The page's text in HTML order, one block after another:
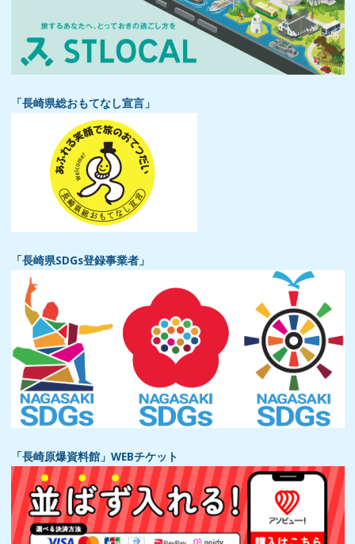
「長崎県総おもてなし宣言」
「長崎県SDGs登録事業者」
「長崎原爆資料館」WEBチケット